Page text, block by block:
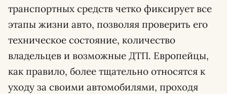
транспортных средств четко фиксирует все
этапы жизни авто, позволяя проверить его
техническое состояние, количество
владельцев и возможные ДТП. Европейцы,
как правило, более тщательно относятся к
уходу за своими автомобилями, проходя